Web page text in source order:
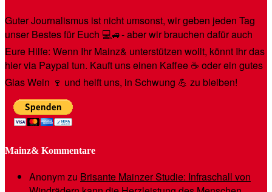
Guter Journalismus ist nicht umsonst, wir geben jeden Tag
unser Bestes für Euch 💻🚙- aber wir brauchen dafür auch
Eure Hilfe: Wenn Ihr Mainz& unterstützen wollt, könnt Ihr das
hier via Paypal tun. Kauft uns einen Kaffee ☕️ oder ein gutes
Glas Wein 🍷 und helft uns, in Schwung 💪 zu bleiben!
Mainz& Kommentare
Anonymzu Brisante Mainzer Studie: Infraschall von